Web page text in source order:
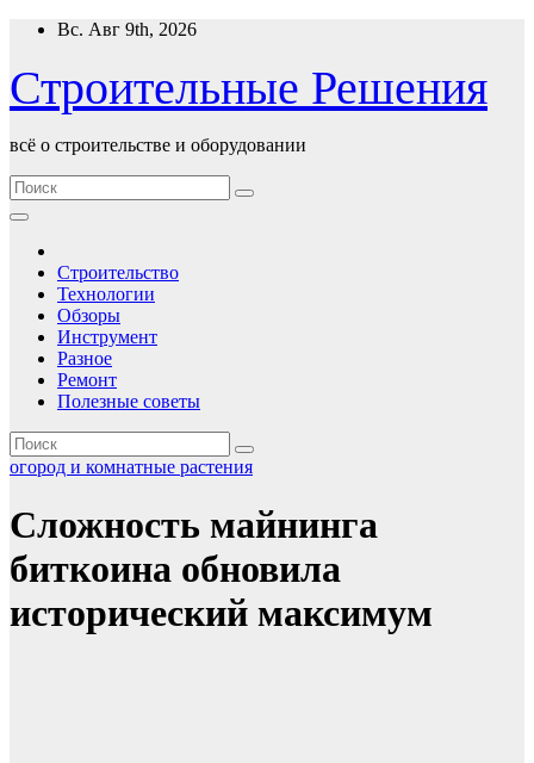
Перейти
содержимому
Вс. Авг 9th, 2026
Строительные Решения
всё о строительстве и оборудовании
Строительство
Технологии
Обзоры
Инструмент
Разное
Ремонт
Полезные советы
огород и комнатные растения
Сложность майнинга
биткоина обновила
исторический максимум